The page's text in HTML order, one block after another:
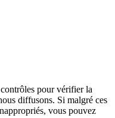
pour vérifier la
diffusons. Si malgré ces
vous pouvez